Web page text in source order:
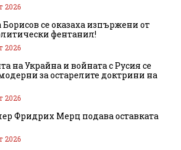
2026
се оказаха изпържени от
фентанил!
2026
на Украйна и войната с Русия се
за остарелите доктрини на
2026
Фридрих Мерц подава оставката
2026